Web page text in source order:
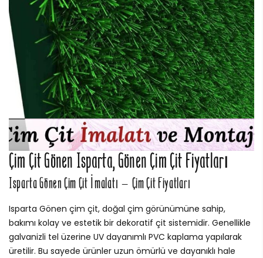
Çim Çit Gönen Isparta, Gönen Çim Çit Fiyatları
Isparta Gönen Çim Çit İmalatı – Çim Çit Fiyatları
Isparta Gönen çim çit, doğal çim görünümüne sahip,
bakımı kolay ve estetik bir dekoratif çit sistemidir. Genellikle
galvanizli tel üzerine UV dayanımlı PVC kaplama yapılarak
üretilir. Bu sayede ürünler uzun ömürlü ve dayanıklı hale